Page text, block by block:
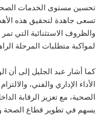
تحسين مستوى الخدمات
تسعى جاهدة لتحقيق هذه
والظروف الاستثنائية التي
لمواكبة متطلبات المرحلة
كما أشار عبد الجليل إلى أن
الأداء الإداري والفني،
الصحية، مع تعزيز الرقابة
يسهم في تطوير قطاع الصحة